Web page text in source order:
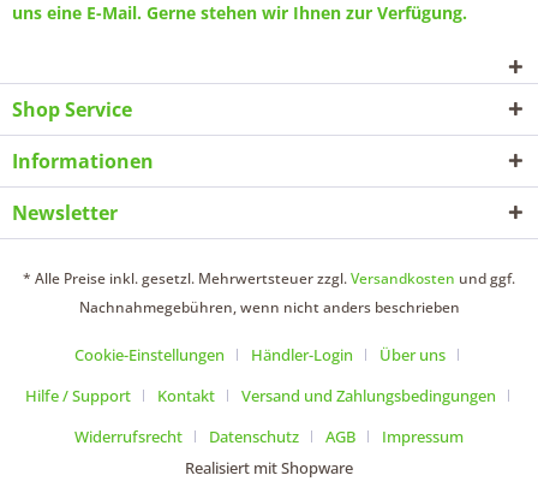
uns eine E-Mail. Gerne stehen wir Ihnen zur Verfügung.
Shop Service
Informationen
Newsletter
* Alle Preise inkl. gesetzl. Mehrwertsteuer zzgl.Versandkosten und ggf.
Nachnahmegebühren, wenn nicht anders beschrieben
Cookie-Einstellungen Händler-Login
Über uns
Hilfe / Support
Kontakt
Versand und Zahlungsbedingungen
Widerrufsrecht
Datenschutz AGB
Impressum
Realisiert mit Shopware